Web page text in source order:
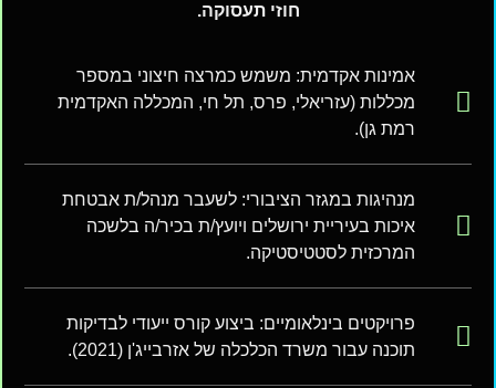
חוזי תעסוקה.
אמינות אקדמית: משמש כמרצה חיצוני במספר
מכללות (עזריאלי, פרס, תל חי, המכללה האקדמית
רמת גן).
מנהיגות במגזר הציבורי: לשעבר מנהל/ת אבטחת
איכות בעיריית ירושלים ויועץ/ת בכיר/ה בלשכה
המרכזית לסטטיסטיקה.
פרויקטים בינלאומיים: ביצוע קורס ייעודי לבדיקות
תוכנה עבור משרד הכלכלה של אזרבייג'ן (2021).